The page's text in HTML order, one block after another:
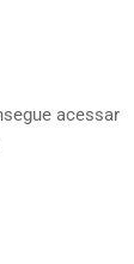
acessar